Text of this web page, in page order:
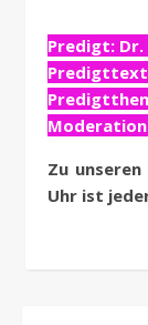
Predigt:
Zu
Uhr ist